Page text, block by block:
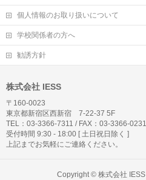
個人情報のお取り扱いについて
学校関係者の方へ
勧誘方針
株式会社 IESS
〒160-0023
東京都新宿区西新宿 7-22-37 5F
TEL：03-3366-7311 / FAX：03-3366-0231
受付時間 9:30 - 18:00 [ 土日祝日除く ]
上記までお気軽にご連絡ください。
Copyright ©株式会社 IESS